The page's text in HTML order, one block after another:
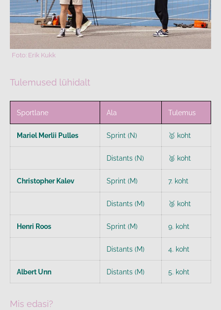
Tulemused lühidalt
Sportlane Ala Tulemus
Mariel Merlii Pulles Sprint (N) 🥇 koht
Distants (N) 🥈 koht
Christopher Kalev Sprint (M) 7. koht
Distants (M) 🥉 koht
Henri Roos Sprint (M) 9. koht
Distants (M) 4. koht
Albert Unn Distants (M) 5. koht
Mis edasi?